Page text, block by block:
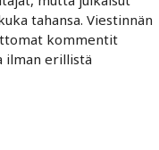
tahansa. Viestinnän
kommentit
ilman erillistä